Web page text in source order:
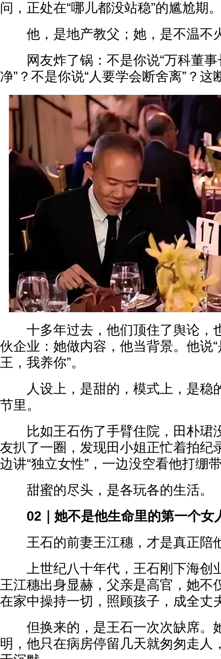
问，正处在“哪儿都没站稳”的尴尬期
他，是地产教父；她，是不温不
网友炸了锅：不是你说“万科董事
净”？不是你说“人要学会断舍离”？这
十多年过去，他们顶住了舆论，
伙企业：她做内容，他当背景。他说“
王，我养你”。
人设上，是甜的，模式上，是稳
节里。
比如王石伤了手臂住院，田朴珺
友扒了一圈，发现田小姐正忙着拍纪
边讲“独立女性”，一边没空看他打绷
甜蜜的尽头，是各玩各的生活。
02｜她不是他生命里的第一个女
王石的前妻王江穗，才是真正陪
上世纪八十年代，王石刚下海创
王江穗出身显赫，父亲是高官，她不
在家中操持一切，照顾孩子，成全丈
但换来的，是王石一次次缺席。
明，他只在病房停留几天就匆匆走人